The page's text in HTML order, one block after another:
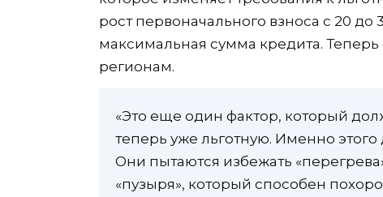
рост первоначального взноса с 20
максимальная сумма кредита.
регионам.
«Это еще один фактор, который
теперь уже льготную. Именно
Они пытаются избежать
«пузыря», который способен